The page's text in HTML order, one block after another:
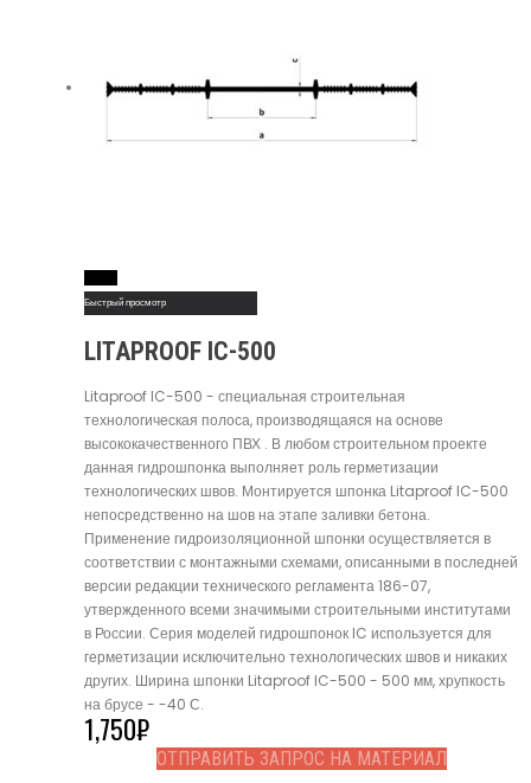
Быстрый просмотр
LITAPROOF IC-500
Litaproof IC-500 - специальная строительная
технологическая полоса, производящаяся на основе
высококачественного ПВХ . В любом строительном проекте
данная гидрошпонка выполняет роль герметизации
технологических швов. Монтируется шпонка Litaproof IC-500
непосредственно на шов на этапе заливки бетона.
Применение гидроизоляционной шпонки осуществляется в
соответствии с монтажными схемами, описанными в последней
версии редакции технического регламента 186-07,
утвержденного всеми значимыми строительными институтами
в России. Серия моделей гидрошпонок IC используется для
герметизации исключительно технологических швов и никаких
других. Ширина шпонки Litaproof IC-500 - 500 мм, хрупкость
на брусе - -40 С.
1,750₽
ОТПРАВИТЬ ЗАПРОС НА МАТЕРИАЛ